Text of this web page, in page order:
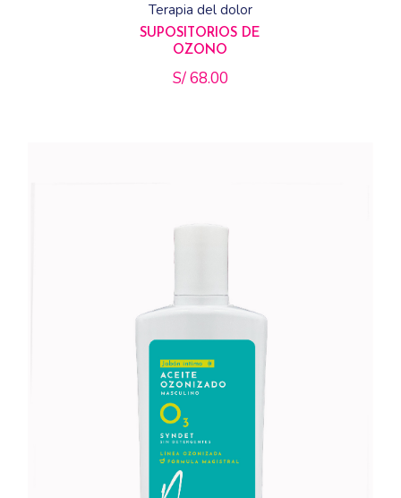
Terapia del dolor
SUPOSITORIOS DE
OZONO
S/68.00